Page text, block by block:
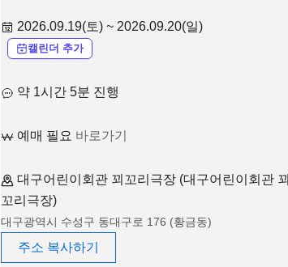
2026.09.19(토) ~ 2026.09.20(일)
캘린더 추가
약 1시간 5분 진행
예매 필요 바로가기
대구어린이회관 꾀꼬리극장 (대구어린이회관 꾀
꼬리극장)
대구광역시 수성구 동대구로 176 (황금동)
주소 복사하기